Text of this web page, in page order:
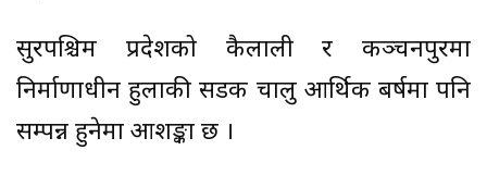
सुदूरपश्चिम प्रदेशको कैलाली र कञ्चनपुरमा
निर्माणाधीन हुलाकी सडक चालु आर्थिक बर्षमा पनि
सम्पन्न हुनेमा आशङ्का छ ।